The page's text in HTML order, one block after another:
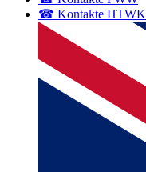
☎ Kontakte HTWK